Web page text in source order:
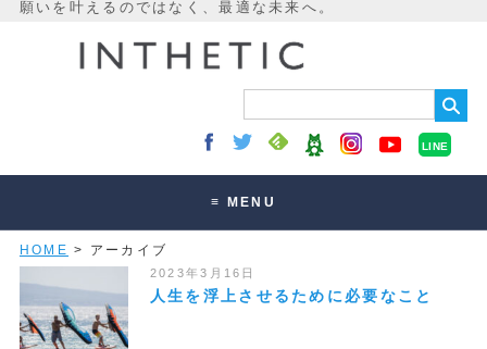
LINE
≡ MENU
講座・セッション
HOME > アーカイブ
2023年3月16日
人生を浮上させるために必要なこと